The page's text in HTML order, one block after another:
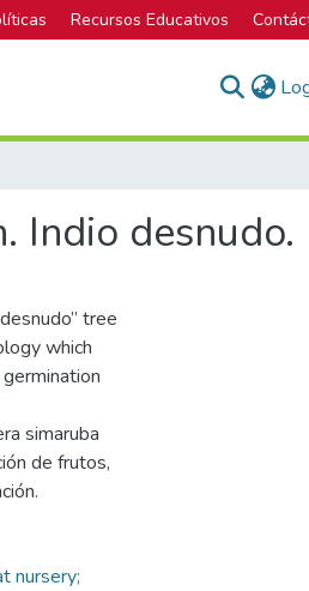
Recursos Educativos
Indio desnudo.
tree
which
simaruba
de frutos,
nursery;